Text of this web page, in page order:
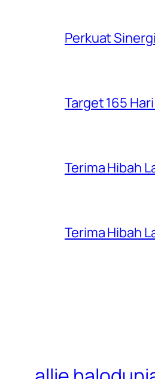
Perkuat
Target 165
Terima Hibah
Terima Hibah